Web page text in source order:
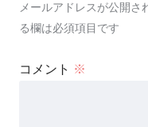
メールアドレスが公開さ
る欄は必須項目です
コメント ※